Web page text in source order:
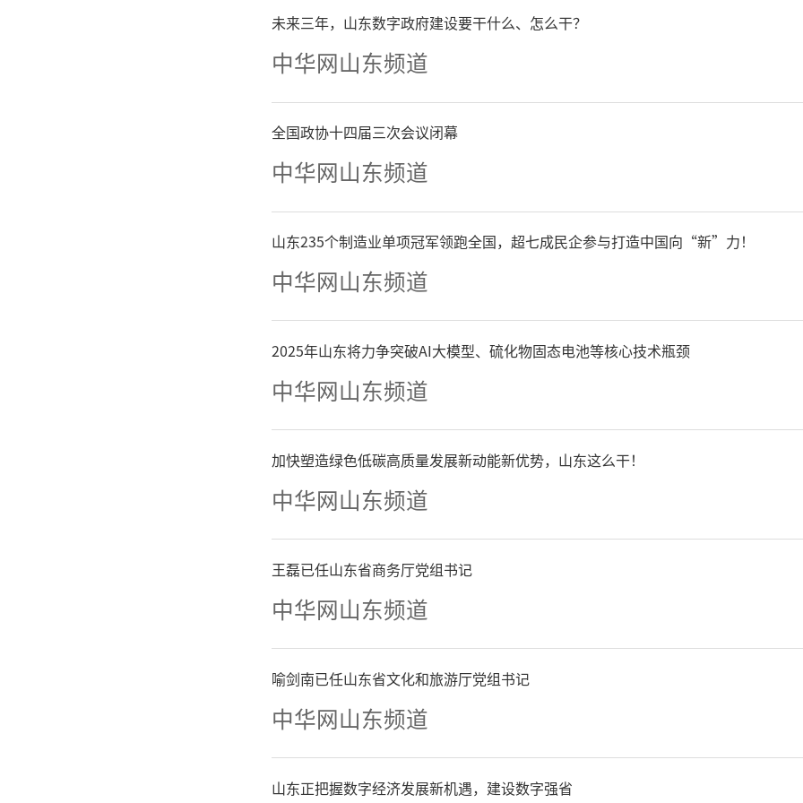
开幕式时间
广州画院美术馆一层
（广州市番禺区大学城内环西路
画语
开始画画，于我而言，最初只是
也或许，是为了让原本毫无意义的生
点意义。那些生活无法抵达的远方、
情感，最终都画进了画里。
2004年的夏天，我遇见了黄河
从此踏上新的征程。无数次沿着这条
凝视、挥毫，在激流与回旋之间，试
未来三年，山东数字政府建设要干什么、怎么干？
中华网山东频道
全国政协十四届三次会议闭幕
中华网山东频道
山东235个制造业单项冠军领跑全国，超七成民企参与打造中国向“新”力！
中华网山东频道
2025年山东将力争突破AI大模型、硫化物固态电池等核心技术瓶颈
中华网山东频道
加快塑造绿色低碳高质量发展新动能新优势，山东这么干！
中华网山东频道
王磊已任山东省商务厅党组书记
中华网山东频道
喻剑南已任山东省文化和旅游厅党组书记
中华网山东频道
山东正把握数字经济发展新机遇，建设数字强省